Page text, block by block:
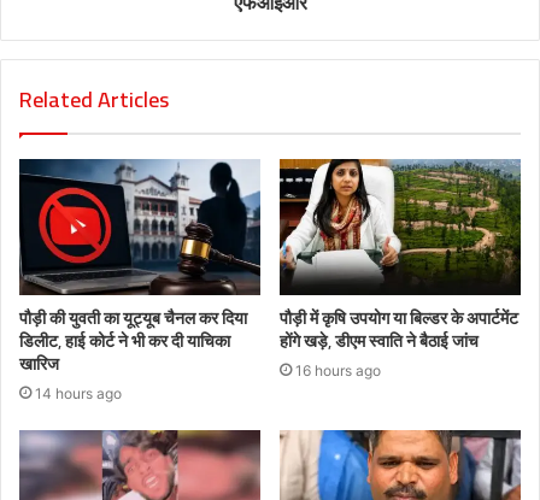
Related Articles
पौड़ी की युवती का यूट्यूब चैनल कर दिया
डिलीट, हाई कोर्ट ने भी कर दी याचिका
खारिज
14 hours ago
पौड़ी में कृषि उपयोग या बिल्डर के अपार्टमेंट
होंगे खड़े, डीएम स्वाति ने बैठाई जांच
16 hours ago